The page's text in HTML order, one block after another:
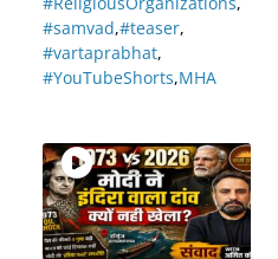
#samvad,#teaser,
#vartaprabhat,
#YouTubeShorts,MHA